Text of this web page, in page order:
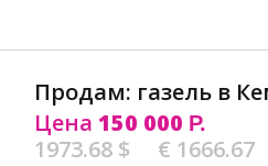
Продам: газель в
Цена 150 000 Р.
1973.68 $
€ 1666.67